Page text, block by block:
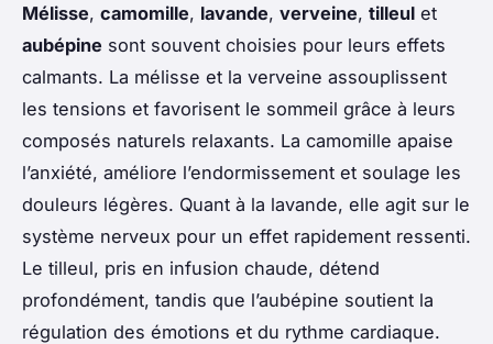
Mélisse, camomille, lavande, verveine, tilleul et
aubépine sont souvent choisies pour leurs effets
calmants. La mélisse et la verveine assouplissent
les tensions et favorisent le sommeil grâce à leurs
composés naturels relaxants. La camomille apaise
l’anxiété, améliore l’endormissement et soulage les
douleurs légères. Quant à la lavande, elle agit sur le
système nerveux pour un effet rapidement ressenti.
Le tilleul, pris en infusion chaude, détend
profondément, tandis que l’aubépine soutient la
régulation des émotions et du rythme cardiaque.